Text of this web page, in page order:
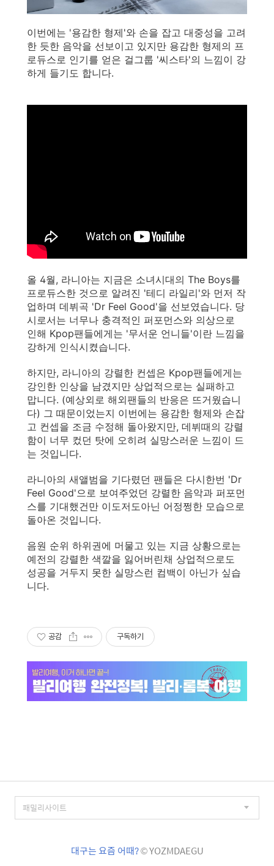
이번에는 '용감한 형제'와 손을 잡고 대중성을 고려
한 듯한 음악을 선보이고 있지만 용감한 형제의 프
로듀스로 인기를 얻은 걸그룹 '씨스타'의 느낌이 강
하게 들기도 합니다.
올 4월, 라니아는 지금은 소녀시대의 The Boys를
프로듀스한 것으로 알려진 '테디 라일리'와 먼저 작
업하며 데뷔곡 'Dr Feel Good'을 선보였습니다. 당
시로서는 너무나 충격적인 퍼포먼스와 의상으로
인해 Kpop팬들에게는 '무서운 언니들'이란 느낌을
강하게 인식시켰습니다.
하지만, 라니아의 강렬한 컨셉은 Kpop팬들에게는
강인한 인상을 남겼지만 상업적으로는 실패하고
맙니다. (예상외로 해외팬들의 반응은 뜨거웠습니
다) 그 때문이었는지 이번에는 용감한 형제와 손잡
고 컨셉을 조금 수정해 돌아왔지만, 데뷔때의 강렬
함이 너무 컸던 탓에 오히려 실망스러운 느낌이 드
는 것입니다.
라니아의 새앨범을 기다렸던 팬들은 다시한번 'Dr
Feel Good'으로 보여주었던 강렬한 음악과 퍼포먼
스를 기대했건만 이도저도아닌 어정쩡한 모습으로
돌아온 것입니다.
음원 순위 하위권에 머물고 있는 지금 상황으로는
예전의 강렬한 색깔을 잃어버린채 상업적으로도
성공을 거두지 못한 실망스런 컴백이 아닌가 싶습
니다.
공감 구독하기
대구는 요즘 어때?© YOZMDAEGU